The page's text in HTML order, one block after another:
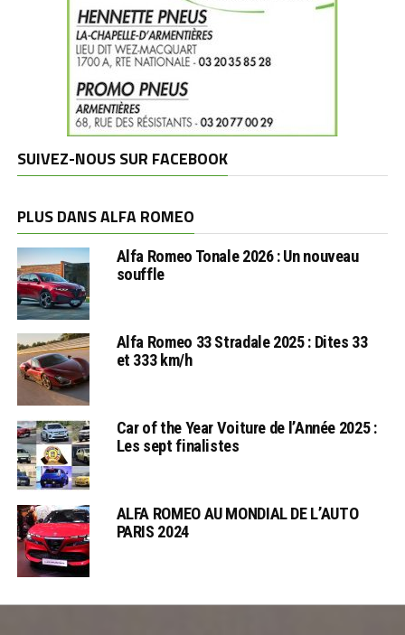
SUIVEZ-NOUS SUR FACEBOOK
PLUS DANS ALFA ROMEO
Alfa Romeo Tonale 2026 : Un nouveau
souffle
Alfa Romeo 33 Stradale 2025 : Dites 33
et 333 km/h
Car of the Year Voiture de l’Année 2025 :
Les sept finalistes
ALFA ROMEO AU MONDIAL DE L’AUTO
PARIS 2024